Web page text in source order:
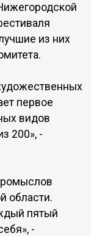
из них
первое
видов
200», -
области.
пятый
-